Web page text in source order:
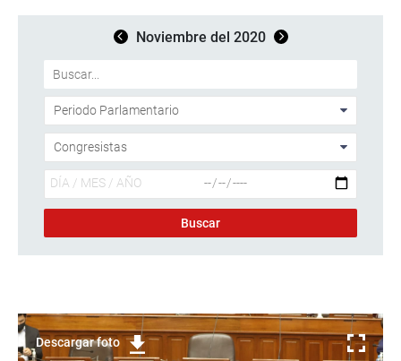
Noviembre del 2020
Descargar foto